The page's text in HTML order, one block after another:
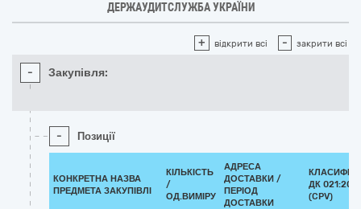
ДЕРЖАУДИТСЛУЖБА УКРАЇНИ
+ відкрити всі - закрити всі
- Закупівля:
- Позиції
КОНКРЕТНА НАЗВА
ПРЕДМЕТА ЗАКУПІВЛІ
КІЛЬКІСТЬ
/
ОД.ВИМІРУ
АДРЕСА
ДОСТАВКИ /
ПЕРІОД
ДОСТАВКИ
ДК 021:2015
(CPV)